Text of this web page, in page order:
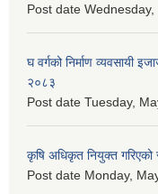
Post date
घ वर्गको निर्माण व्यवसायी
२०८३
Post date Tuesday,
कृषि अधिकृत नियुक्त
Post date Monday,